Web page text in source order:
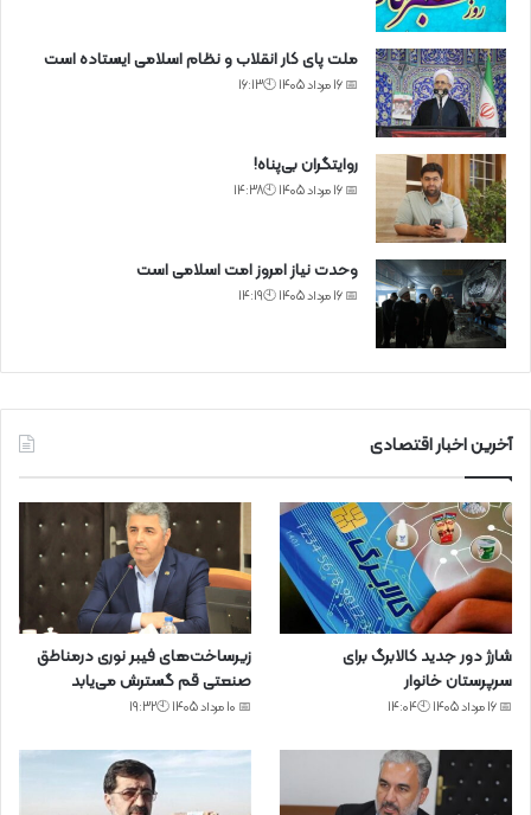
ملت پای کار انقلاب و نظام اسلامی ایستاده است
📅 16 مرداد 1405 🕙16:13
روایتگران بی‌پناه!
📅 16 مرداد 1405 🕙14:38
وحدت نیاز امروز امت اسلامی است
📅 16 مرداد 1405 🕙14:19
آخرین اخبار اقتصادی
شارژ دور جدید کالابرگ برای
سرپرستان خانوار
📅 16 مرداد 1405 🕙14:04
زیرساخت‌های فیبر نوری درمناطق
صنعتی قم گسترش می‌یابد
📅 10 مرداد 1405 🕙19:32